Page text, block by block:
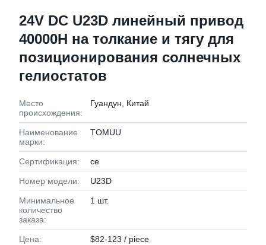
24V DC U23D линейный привод
40000Н на толкание и тягу для
позиционирования солнечных
гелиостатов
Место
происхождения:
Гуандун, Китай
Наименование
марки:
TOMUU
Сертификация: ce
Номер модели: U23D
Минимальное
количество
заказа:
1 шт.
Цена: $82-123 / piece